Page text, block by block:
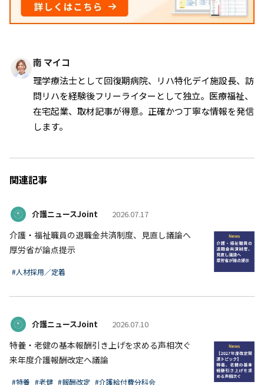
南 マイコ
理学療法士として回復期病院、リハ特化デイ施設長、訪
問リハを経験後フリーライターとして独立。医療福祉、
在宅起業、取材記事が得意。正確かつ丁寧な情報を発信
します。
関連記事
介護ニュースJoint 2026.07.17
介護・福祉職員の退職金共済制度、見直し議論へ
厚労省が論点提示
#人材採用／定着
介護ニュースJoint 2026.07.10
特養・老健の基本報酬引き上げを求める声相次ぐ
来年度介護報酬改定へ議論
#特養 #老健 #報酬改定 #介護給付費分科会